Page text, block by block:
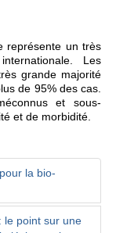
représente un très
Les
grande majorité
de 95% des cas.
et sous-
et de morbidité.
la bio-
le point sur une